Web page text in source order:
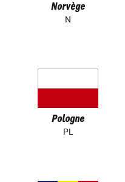
Norvège
N
Pologne
PL